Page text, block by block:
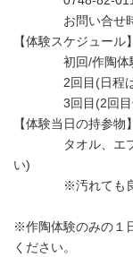
お問い合せ時「
【体験スケジュール】
初回/作陶体験
2回目(日程は英
3回目(2回目体
【体験当日の持参物】
タオル、エプロ
い)
※汚れても良い
※作陶体験のみの１
ください。